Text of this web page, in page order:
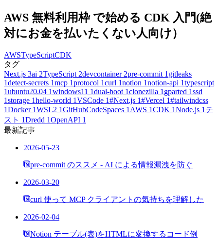
AWS 無料利用枠 で始める CDK 入門(絶
対にお金を払いたくない人向け）
AWSTypeScriptCDK
タグ
Next.js 3ai 2TypeScript 2devcontainer 2pre-commit 1 gitleaks
1detect-secrets 1mcp 1protocol 1curl 1notion 1notion-api 1typescript
1ubuntu20.04 1windows11 1dual-boot 1clonezilla 1 gparted 1ssd
1storage 1hello-world 1VSCode 1#Next.js 1#Vercel 1#tailwindcss
1Docker 1WSL2 1GitHubCodeSpaces 1 AWS 1CDK 1Node.js 1 テ
スト 1Dredd 1OpenAPI 1
最新記事
2026-05-23
pre-commit のススメ - AI による情報漏洩を防ぐ
2026-03-20
curl 使って MCP クライアントの気持ちを理解した
2026-02-04
Notion テーブル(表)をHTMLに変換するコード例